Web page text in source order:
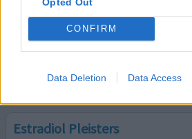
CONFIRM
Data Deletion Data Access
ochtend, omdat ik spontaan in
avond gezet Helaas heb ik in twee
poliepen in mijn baarmoeder gehad.
geef mening
Estradiol Pleisters